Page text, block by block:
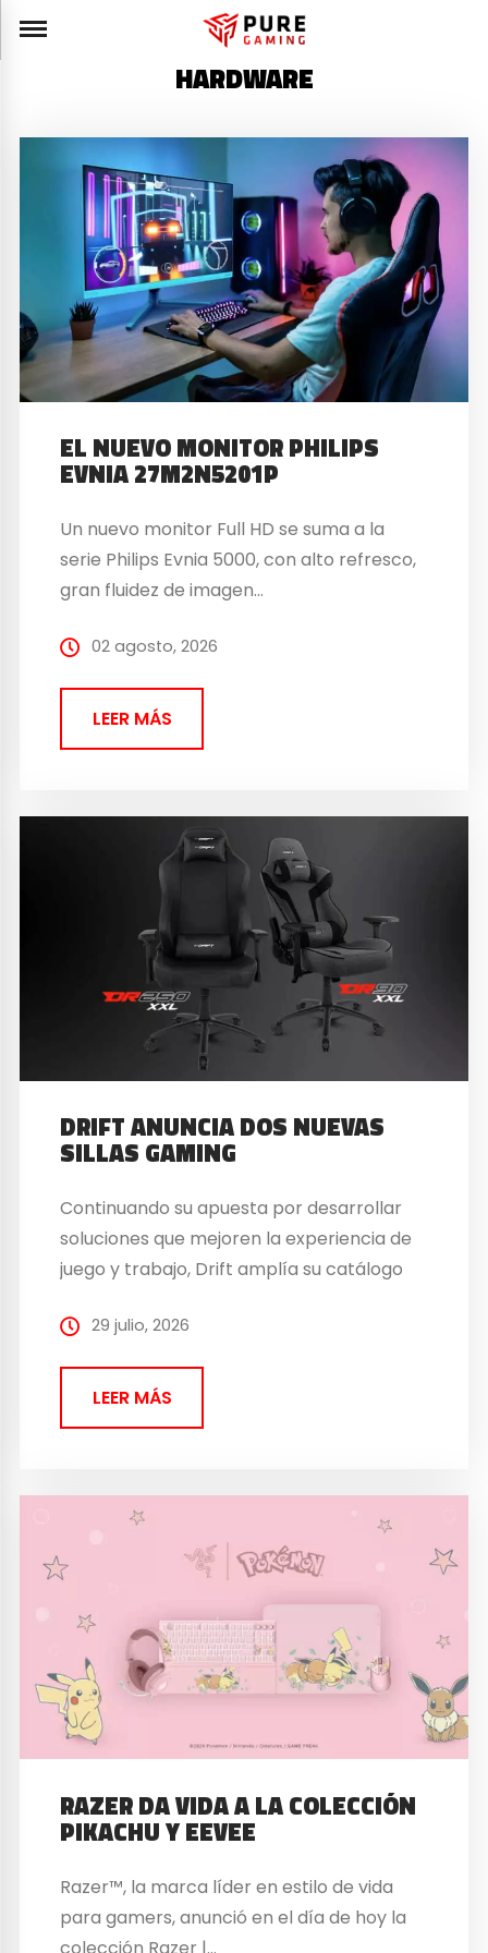
HARDWARE
EL NUEVO MONITOR PHILIPS
EVNIA 27M2N5201P
Un nuevo monitor Full HD se suma a la
serie Philips Evnia 5000, con alto refresco,
gran fluidez de imagen…
02 agosto, 2026
LEER MÁS
DRIFT ANUNCIA DOS NUEVAS
SILLAS GAMING
Continuando su apuesta por desarrollar
soluciones que mejoren la experiencia de
juego y trabajo, Drift amplía su catálogo
29 julio, 2026
LEER MÁS
RAZER DA VIDA A LA COLECCIÓN
PIKACHU Y EEVEE
Razer™, la marca líder en estilo de vida
para gamers, anunció en el día de hoy la
colección Razer |…